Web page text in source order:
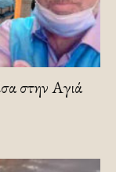
στην Αγιά